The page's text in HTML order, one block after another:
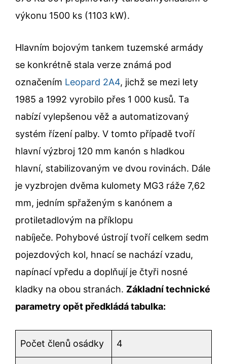
výkonu 1500 ks (1103 kW).
Hlavním bojovým tankem tuzemské armády
se konkrétně stala verze známá pod
označením Leopard 2A4, jichž se mezi lety
1985 a 1992 vyrobilo přes 1 000 kusů. Ta
nabízí vylepšenou věž a automatizovaný
systém řízení palby. V tomto případě tvoří
hlavní výzbroj 120 mm kanón s hladkou
hlavní, stabilizovaným ve dvou rovinách. Dále
je vyzbrojen dvěma kulomety MG3 ráže 7,62
mm, jedním spřaženým s kanónem a
protiletadlovým na příklopu
nabíječe. Pohybové ústrojí tvoří celkem sedm
pojezdových kol, hnací se nachází vzadu,
napínací vpředu a doplňují je čtyři nosné
kladky na obou stranách. Základní technické
parametry opět předkládá tabulka:
Počet členů osádky 4